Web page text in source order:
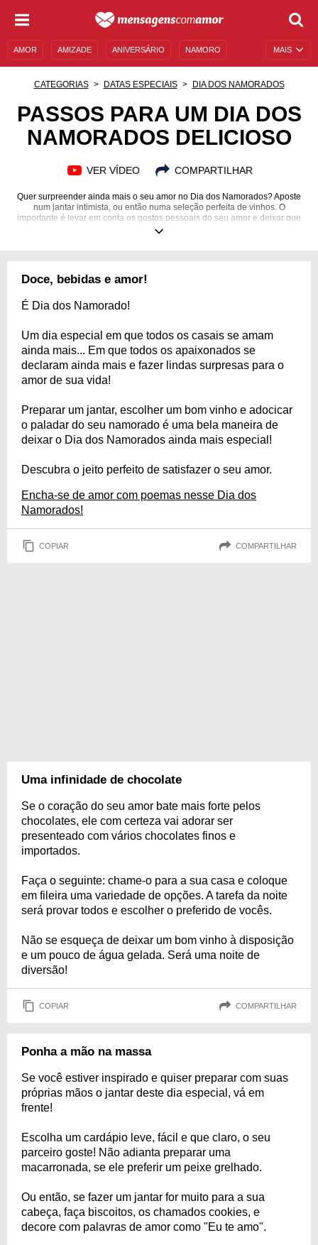
MAIS
AMOR AMIZADE ANIVERSÁRIO NAMORO
MENSAGENS E FRASES MENSAGENS DE ANIVERSÁRIO
CATEGORIAS DATAS ESPECIAIS DIA DOS NAMORADOS
PASSOS PARA UM DIA DOS
NAMORADOS DELICIOSO
VER VÍDEO COMPARTILHAR
Quer surpreender ainda mais o seu amor no Dia dos Namorados? Aposte
num jantar intimista, ou então numa seleção perfeita de vinhos. O
importante é levar em conta os gostos pessoais do seu amor e deixar que
ele faça a festa! Veja 10 passos para deixar o dia ainda mais delicioso.
Doce, bebidas e amor!
É Dia dos Namorado!
Um dia especial em que todos os casais se amam
ainda mais... Em que todos os apaixonados se
declaram ainda mais e fazer lindas surpresas para o
amor de sua vida!
Preparar um jantar, escolher um bom vinho e adocicar
o paladar do seu namorado é uma bela maneira de
deixar o Dia dos Namorados ainda mais especial!
Descubra o jeito perfeito de satisfazer o seu amor.
Encha-se de amor com poemas nesse Dia dos
Namorados!
COPIAR COMPARTILHAR
Uma infinidade de chocolate
Se o coração do seu amor bate mais forte pelos
chocolates, ele com certeza vai adorar ser
presenteado com vários chocolates finos e
importados.
Faça o seguinte: chame-o para a sua casa e coloque
em fileira uma variedade de opções. A tarefa da noite
será provar todos e escolher o preferido de vocês.
Não se esqueça de deixar um bom vinho à disposição
e um pouco de água gelada. Será uma noite de
diversão!
COPIAR COMPARTILHAR
Ponha a mão na massa
Se você estiver inspirado e quiser preparar com suas
próprias mãos o jantar deste dia especial, vá em
frente!
Escolha um cardápio leve, fácil e que claro, o seu
parceiro goste! Não adianta preparar uma
macarronada, se ele preferir um peixe grelhado.
Ou então, se fazer um jantar for muito para a sua
cabeça, faça biscoitos, os chamados cookies, e
decore com palavras de amor como "Eu te amo".